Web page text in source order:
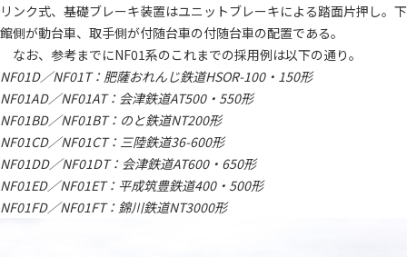
リンク式、基礎ブレーキ装置はユニットブレーキによる踏面片押し。下
館側が動台車、取手側が付随台車の付随台車の配置である。
なお、参考までにNF01系のこれまでの採用例は以下の通り。
NF01D／NF01T：肥薩おれんじ鉄道HSOR-100・150形
NF01AD／NF01AT：会津鉄道AT500・550形
NF01BD／NF01BT：のと鉄道NT200形
NF01CD／NF01CT：三陸鉄道36-600形
NF01DD／NF01DT：会津鉄道AT600・650形
NF01ED／NF01ET：平成筑豊鉄道400・500形
NF01FD／NF01FT：錦川鉄道NT3000形